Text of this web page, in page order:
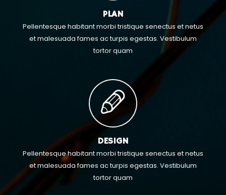
PLAN
Pellentesque habitant morbi tristique senectus et netus
et malesuada fames ac turpis egestas. Vestibulum
tortor quam
DESIGN
Pellentesque habitant morbi tristique senectus et netus
et malesuada fames ac turpis egestas. Vestibulum
tortor quam